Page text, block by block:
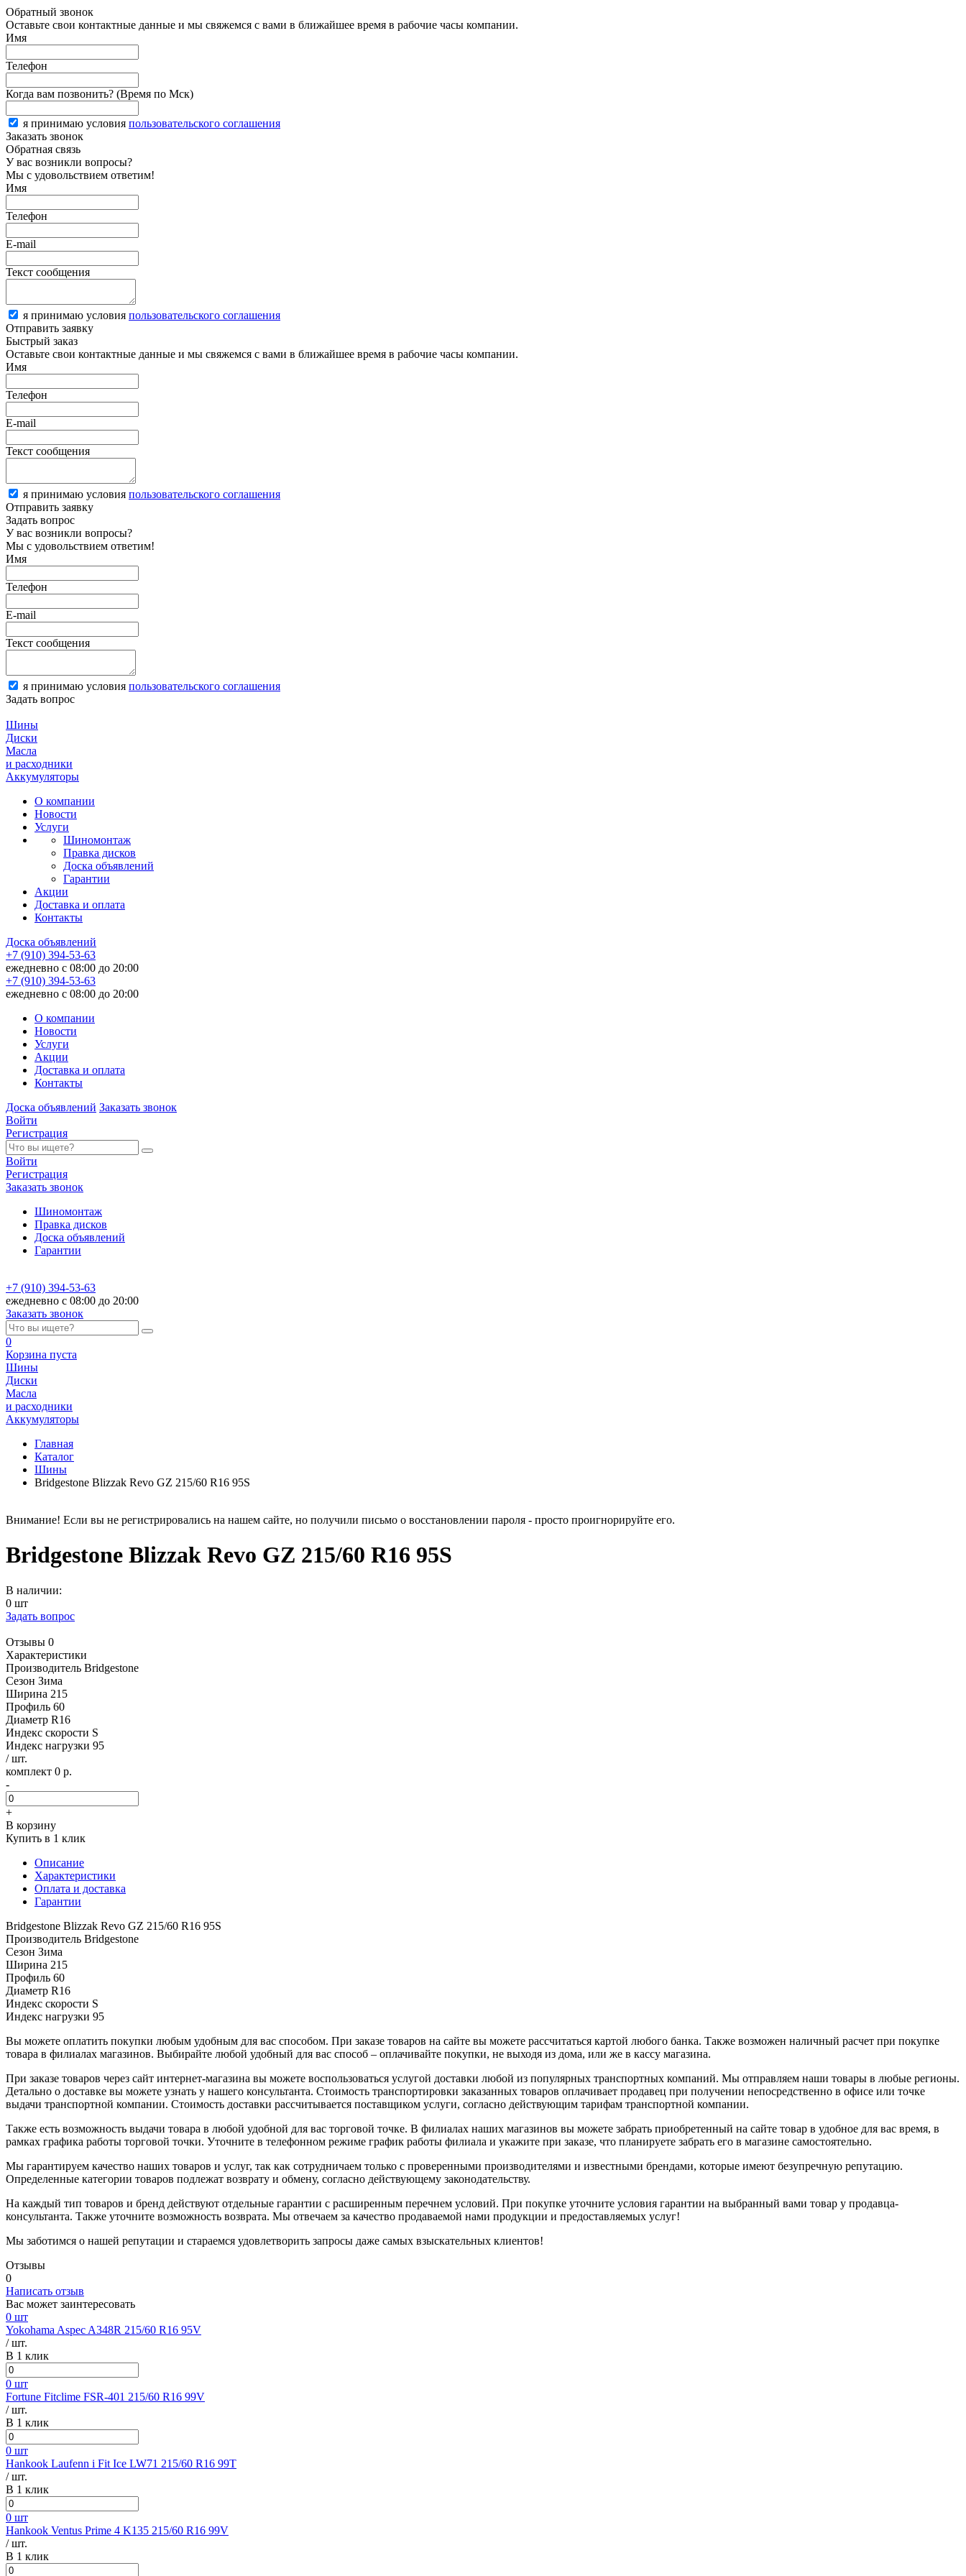
Обратный звонок
Оставьте свои контактные данные и мы свяжемся с вами в ближайшее время в рабочие часы компании.
Имя
Телефон
Когда вам позвонить? (Время по Мск)
я принимаю условия пользовательского соглашения
Заказать звонок
Обратная связь
У вас возникли вопросы?
Мы с удовольствием ответим!
Имя
Телефон
E-mail
Текст сообщения
я принимаю условия пользовательского соглашения
Отправить заявку
Быстрый заказ
Оставьте свои контактные данные и мы свяжемся с вами в ближайшее время в рабочие часы компании.
Имя
Телефон
E-mail
Текст сообщения
я принимаю условия пользовательского соглашения
Отправить заявку
Задать вопрос
У вас возникли вопросы?
Мы с удовольствием ответим!
Имя
Телефон
E-mail
Текст сообщения
я принимаю условия пользовательского соглашения
Задать вопрос
Шины
Диски
Масла
и расходники
Аккумуляторы
О компании
Новости
Услуги
Шиномонтаж
Правка дисков
Доска объявлений
Гарантии
Акции
Доставка и оплата
Контакты
Доска объявлений
+7 (910) 394-53-63
ежедневно с 08:00 до 20:00
+7 (910) 394-53-63
ежедневно с 08:00 до 20:00
О компании
Новости
Услуги
Акции
Доставка и оплата
Контакты
Доска объявлений Заказать звонок
Войти
Регистрация
Войти
Регистрация
Заказать звонок
Шиномонтаж
Правка дисков
Доска объявлений
Гарантии
+7 (910) 394-53-63
ежедневно с 08:00 до 20:00
Заказать звонок
0
Корзина пуста
Шины
Диски
Масла
и расходники
Аккумуляторы
Главная
Каталог
Шины
Bridgestone Blizzak Revo GZ 215/60 R16 95S
Внимание! Если вы не регистрировались на нашем сайте, но получили письмо о восстановлении пароля - просто проигнорируйте его.
Bridgestone Blizzak Revo GZ 215/60 R16 95S
В наличии:
0 шт
Задать вопрос
Отзывы 0
Характеристики
Производитель Bridgestone
Сезон Зима
Ширина 215
Профиль 60
Диаметр R16
Индекс скорости S
Индекс нагрузки 95
/ шт.
комплект 0 р.
-
+
В корзину
Купить в 1 клик
Описание
Характеристики
Оплата и доставка
Гарантии
Bridgestone Blizzak Revo GZ 215/60 R16 95S
Производитель Bridgestone
Сезон Зима
Ширина 215
Профиль 60
Диаметр R16
Индекс скорости S
Индекс нагрузки 95
Вы можете оплатить покупки любым удобным для вас способом. При заказе товаров на сайте вы можете рассчитаться картой любого банка. Также возможен наличный расчет при покупке
товара в филиалах магазинов. Выбирайте любой удобный для вас способ – оплачивайте покупки, не выходя из дома, или же в кассу магазина.
При заказе товаров через сайт интернет-магазина вы можете воспользоваться услугой доставки любой из популярных транспортных компаний. Мы отправляем наши товары в любые регионы.
Детально о доставке вы можете узнать у нашего консультанта. Стоимость транспортировки заказанных товаров оплачивает продавец при получении непосредственно в офисе или точке
выдачи транспортной компании. Стоимость доставки рассчитывается поставщиком услуги, согласно действующим тарифам транспортной компании.
Также есть возможность выдачи товара в любой удобной для вас торговой точке. В филиалах наших магазинов вы можете забрать приобретенный на сайте товар в удобное для вас время, в
рамках графика работы торговой точки. Уточните в телефонном режиме график работы филиала и укажите при заказе, что планируете забрать его в магазине самостоятельно.
Мы гарантируем качество наших товаров и услуг, так как сотрудничаем только с проверенными производителями и известными брендами, которые имеют безупречную репутацию.
Определенные категории товаров подлежат возврату и обмену, согласно действующему законодательству.
На каждый тип товаров и бренд действуют отдельные гарантии с расширенным перечнем условий. При покупке уточните условия гарантии на выбранный вами товар у продавца-
консультанта. Также уточните возможность возврата. Мы отвечаем за качество продаваемой нами продукции и предоставляемых услуг!
Мы заботимся о нашей репутации и стараемся удовлетворить запросы даже самых взыскательных клиентов!
Отзывы
0
Написать отзыв
Вас может заинтересовать
0 шт
Yokohama Aspec A348R 215/60 R16 95V
/ шт.
В 1 клик
0 шт
Fortune Fitclime FSR-401 215/60 R16 99V
/ шт.
В 1 клик
0 шт
Hankook Laufenn i Fit Ice LW71 215/60 R16 99T
/ шт.
В 1 клик
0 шт
Hankook Ventus Prime 4 K135 215/60 R16 99V
/ шт.
В 1 клик